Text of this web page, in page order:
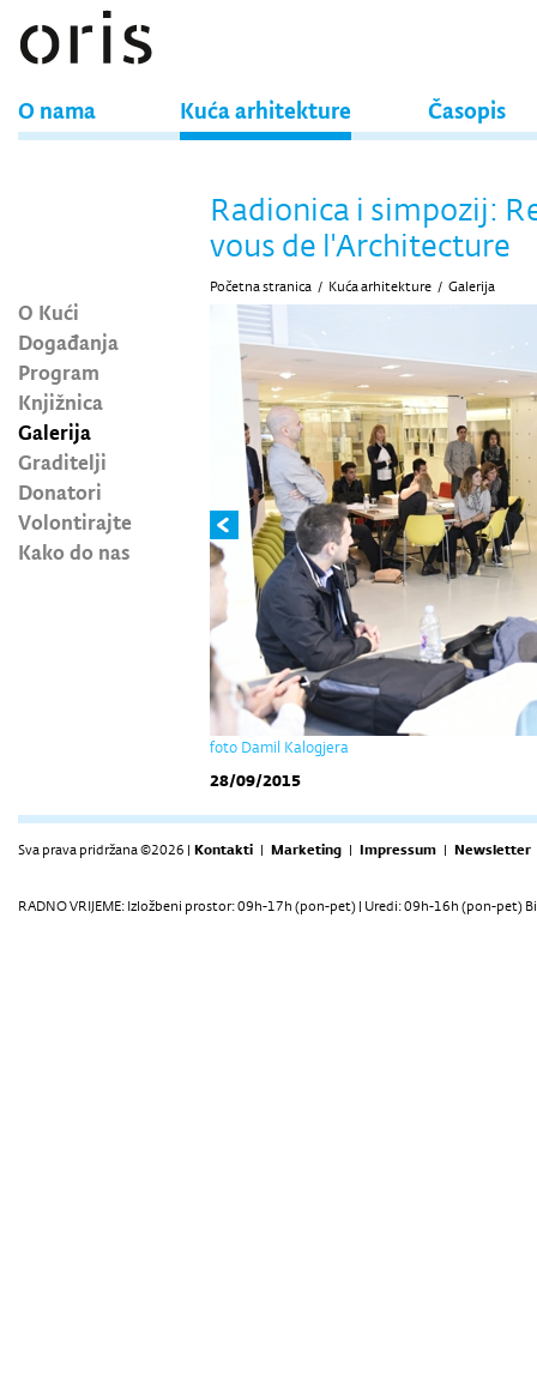
O nama Kuća arhitekture Časopis
O Kući
Događanja
Program
Knjižnica
Galerija
Graditelji
Donatori
Volontirajte
Kako do nas
Radionica i simpozij:
vous de l'Architecture
Početna stranica / Kuća arhitekture / Galerija
foto Damil Kalogjera
28/09/2015
Sva prava pridržana ©2026 | Kontakti | Marketing | Impressum | Newsletter
RADNO VRIJEME: Izložbeni prostor: 09h-17h (pon-pet) | Uredi: 09h-16h (pon-pet)